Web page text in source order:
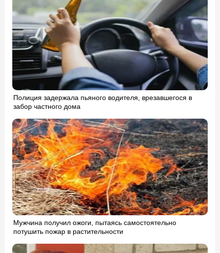
Полиция задержала пьяного водителя, врезавшегося в
забор частного дома
Мужчина получил ожоги, пытаясь самостоятельно
потушить пожар в растительности